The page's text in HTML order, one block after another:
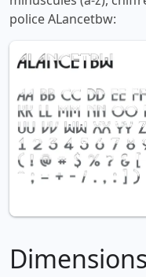
police ALancetbw:
Dimensions